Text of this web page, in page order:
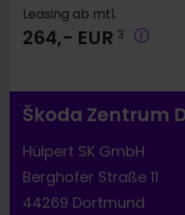
Leasing ab mtl.
264,- EUR 3
Škoda Zentrum
Hülpert SK GmbH
Berghofer Straße 11
44269 Dortmund